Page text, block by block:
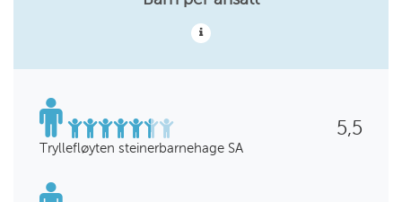
5,5
Tryllefløyten steinerbarnehage SA